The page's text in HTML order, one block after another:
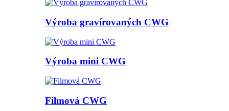
Výroba gravírovaných CWG
Výroba mini CWG
Filmová CWG